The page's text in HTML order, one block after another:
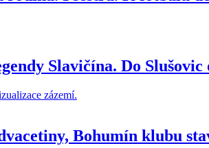
Slavičína. Do
Bohumín klubu